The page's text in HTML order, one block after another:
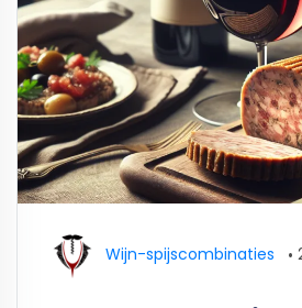
Wijn-spijscombinaties •